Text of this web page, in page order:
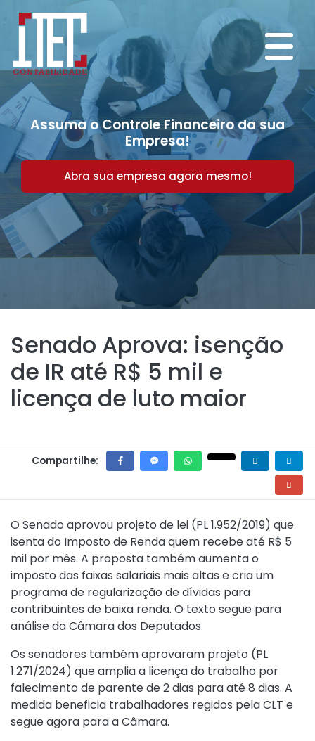
Assuma o Controle Financeiro da sua
Empresa!
Abra sua empresa agora mesmo!
Senado Aprova: isenção
de IR até R$ 5 mil e
licença de luto maior
Compartilhe:
O Senado aprovou projeto de lei (PL 1.952/2019) que
isenta do Imposto de Renda quem recebe até R$ 5
mil por mês. A proposta também aumenta o
imposto das faixas salariais mais altas e cria um
programa de regularização de dívidas para
contribuintes de baixa renda. O texto segue para
análise da Câmara dos Deputados.
Os senadores também aprovaram projeto (PL
1.271/2024) que amplia a licença do trabalho por
falecimento de parente de 2 dias para até 8 dias. A
medida beneficia trabalhadores regidos pela CLT e
segue agora para a Câmara.